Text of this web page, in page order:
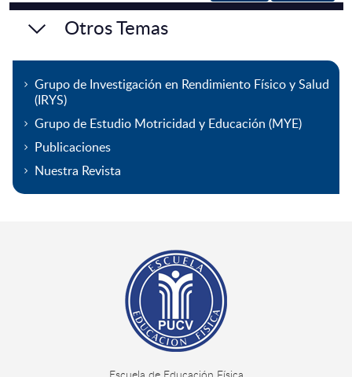
Otros Temas
Grupo de Investigación en Rendimiento Físico y Salud
(IRYS)
Grupo de Estudio Motricidad y Educación (MYE)
Publicaciones
Nuestra Revista
Escuela de Educación Física